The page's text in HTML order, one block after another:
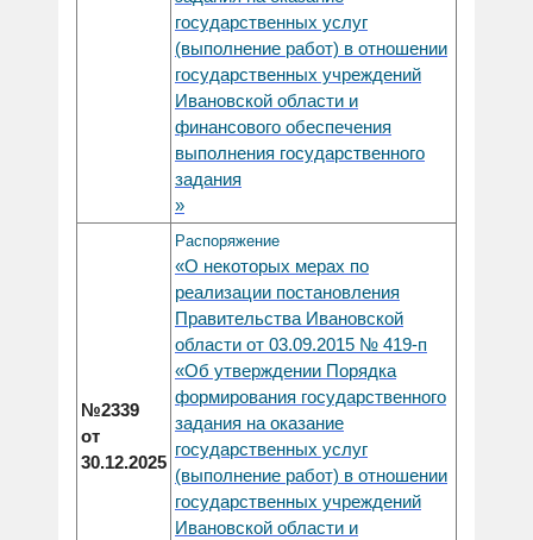
государственных услуг
(выполнение работ) в отношении
государственных учреждений
Ивановской области и
финансового обеспечения
выполнения государственного
задания
»
№2339
от
30.12.2025
Распоряжение
«О некоторых мерах по
реализации постановления
Правительства Ивановской
области от 03.09.2015 № 419-п
«Об утверждении Порядка
формирования государственного
задания на оказание
государственных услуг
(выполнение работ) в отношении
государственных учреждений
Ивановской области и